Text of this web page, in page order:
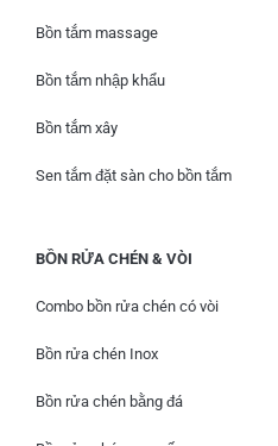
Bồn tắm massage
Bồn tắm nhập khẩu
Bồn tắm xây
Sen tắm đặt sàn cho bồn tắm
BỒN RỬA CHÉN & VÒI
Combo bồn rửa chén có vòi
Bồn rửa chén Inox
Bồn rửa chén bằng đá